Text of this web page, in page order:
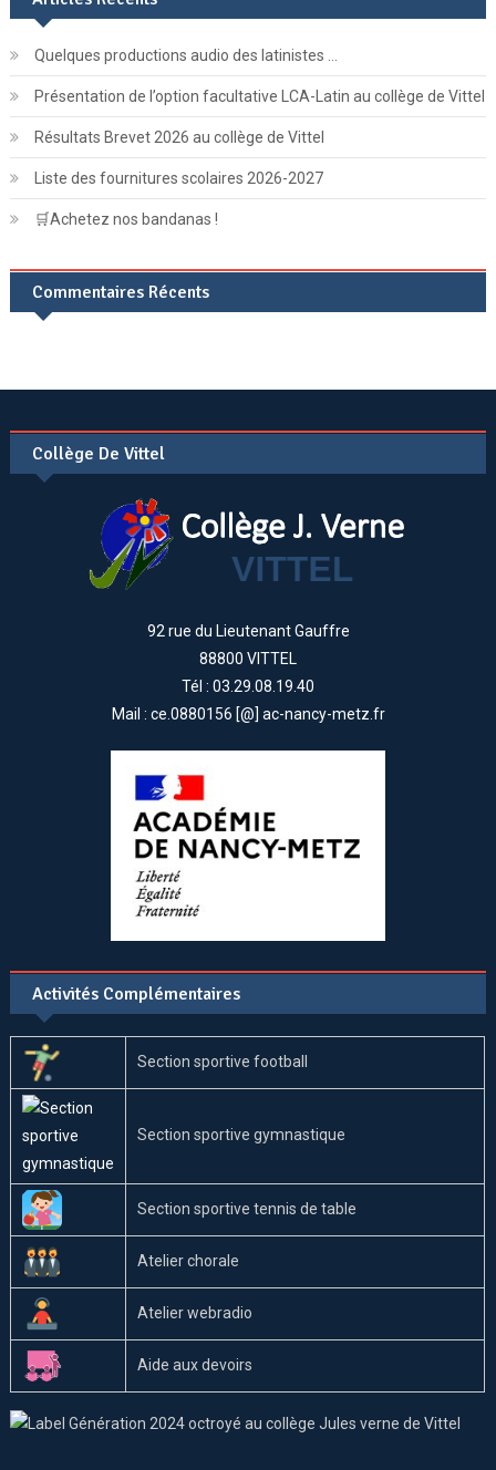
Quelques productions audio des latinistes …
Présentation de l’option facultative LCA-Latin au collège de Vittel
Résultats Brevet 2026 au collège de Vittel
Liste des fournitures scolaires 2026-2027
🛒Achetez nos bandanas !
Commentaires Récents
Collège De Vittel
92 rue du Lieutenant Gauffre
88800 VITTEL
Tél : 03.29.08.19.40
Mail : ce.0880156 [@] ac-nancy-metz.fr
Activités Complémentaires
Section sportive football
Section sportive gymnastique
Section sportive tennis de table
Atelier chorale
Atelier webradio
Aide aux devoirs